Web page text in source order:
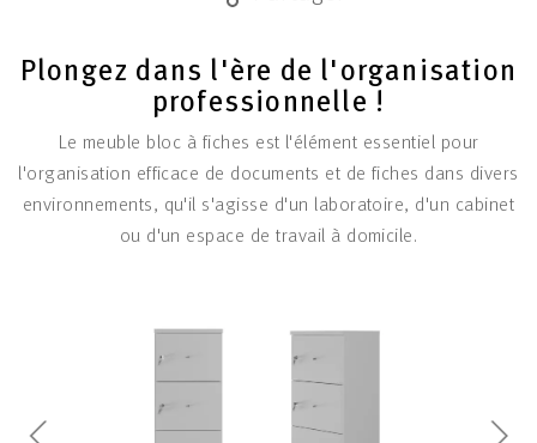
Plongez dans l'ère de l'organisation
professionnelle !
Le meuble bloc à fiches est l'élément essentiel pour
l'organisation efficace de documents et de fiches dans divers
environnements, qu'il s'agisse d'un laboratoire, d'un cabinet
ou d'un espace de travail à domicile.